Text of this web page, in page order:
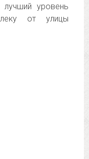
лучший уровень
от улицы